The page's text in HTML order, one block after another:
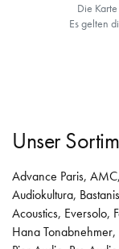
Die
Es gelten
Unser
Advance Paris, AMC,
Audiokultura, Bastanis
Acoustics, Eversolo,
Hana Tonabnehmer,